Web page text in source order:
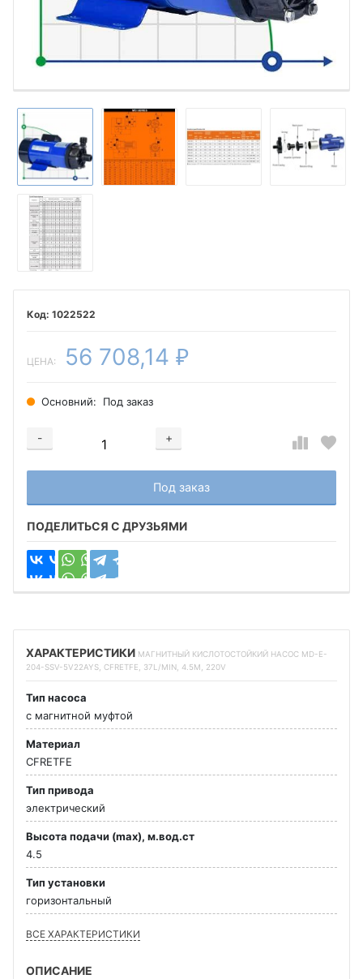
1022522
ЦЕНА: 56 708,14 ₽
Основний: Под заказ
-
+
Добавляется...
Под заказ
Добавлен
ПОДЕЛИТЬСЯ С ДРУЗЬЯМИ
ХАРАКТЕРИСТИКИ МАГНИТНЫЙ КИСЛОТОСТОЙКИЙ НАСОС MD-E-
204-SSV-5V22AYS, CFRETFE, 37L/MIN, 4.5M, 220V
Тип насоса
с магнитной муфтой
Материал
CFRETFE
Тип привода
электрический
Высота подачи (max), м.вод.ст
4.5
Тип установки
горизонтальный
ВСЕ ХАРАКТЕРИСТИКИ
ОПИСАНИЕ